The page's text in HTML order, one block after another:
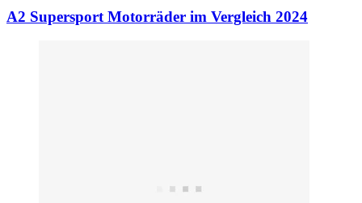
A2 Supersport Motorräder im Vergleich 2024